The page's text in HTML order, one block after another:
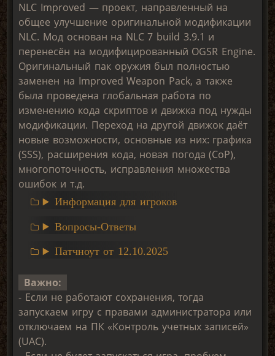
NLC Improved — проект, направленный на
общее улучшение оригинальной модификации
NLC. Мод основан на NLC 7 build 3.9.1 и
перенесён на модифицированный OGSR Engine.
Оригинальный пак оружия был полностью
заменен на Improved Weapon Pack, а также
была проведена глобальная работа по
изменению кода скриптов и движка под нужды
модификации. Переход на другой движок даёт
новые возможности, основные из них: графика
(SSS), расширения кода, новая погода (CoP),
многопоточность, исправления множества
ошибок и т.д.
Информация для игроков
Вопросы-Ответы
Патчноут от 12.10.2025
Важно:
- Если не работают сохранения, тогда
запускаем игру с правами администратора или
отключаем на ПК «Контроль учетных записей»
(UAC).